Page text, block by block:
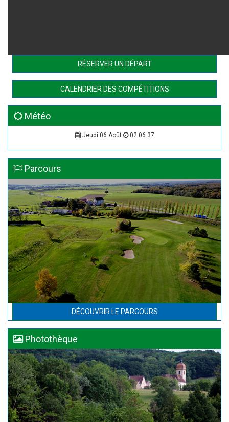
RÉSERVER UN DÉPART
CALENDRIER DES COMPÉTITIONS
Météo
Jeudi 06 Août 02:06:38
Parcours
DÉCOUVRIR LE PARCOURS
Photothèque